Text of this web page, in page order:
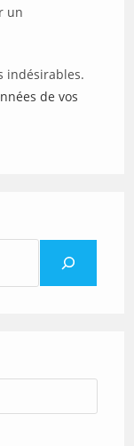
un
indésirables.
de vos